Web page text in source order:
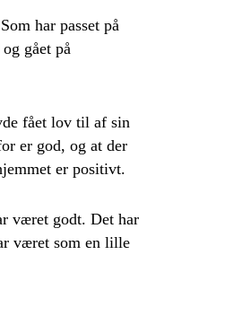
har passet på
gået på
fået lov til af sin
er god, og at der
er positivt.
været godt. Det har
været som en lille